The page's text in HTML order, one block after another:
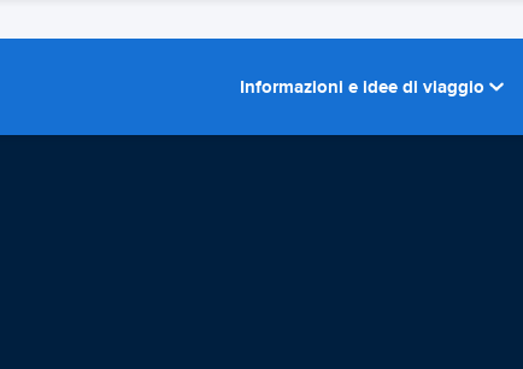
Informazioni e idee di viaggio